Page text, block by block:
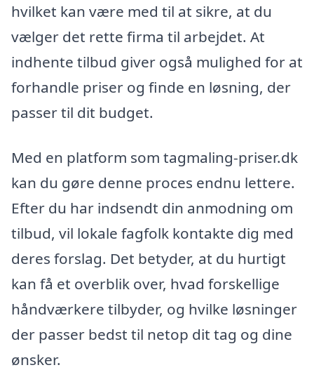
hvilket kan være med til at sikre, at du
vælger det rette firma til arbejdet. At
indhente tilbud giver også mulighed for at
forhandle priser og finde en løsning, der
passer til dit budget.
Med en platform som tagmaling-priser.dk
kan du gøre denne proces endnu lettere.
Efter du har indsendt din anmodning om
tilbud, vil lokale fagfolk kontakte dig med
deres forslag. Det betyder, at du hurtigt
kan få et overblik over, hvad forskellige
håndværkere tilbyder, og hvilke løsninger
der passer bedst til netop dit tag og dine
ønsker.